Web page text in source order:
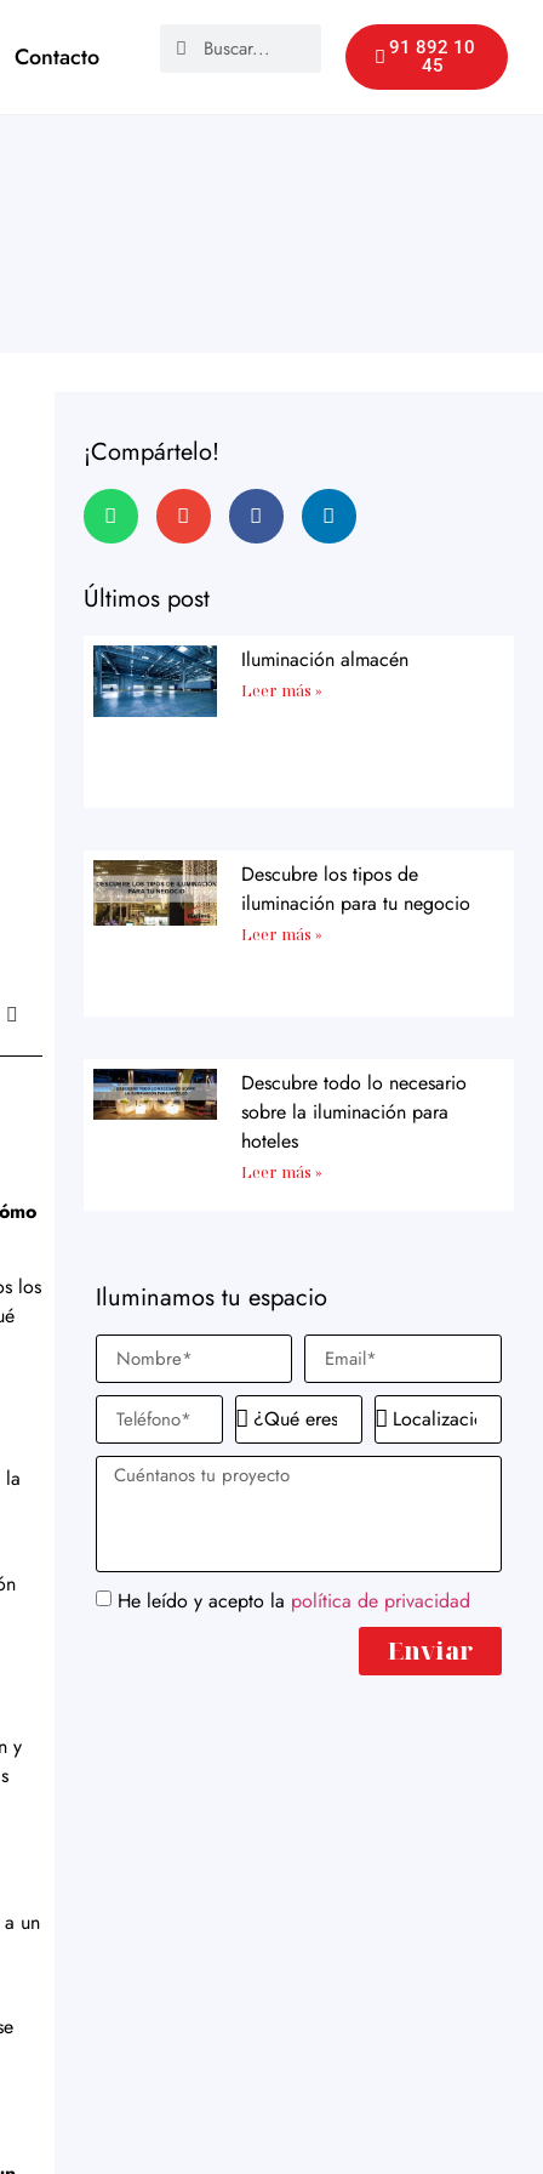
Contacto
91 892 10
45
los
y
un
¡Compártelo!
Últimos post
Iluminación almacén
Leer más »
Descubre los tipos de
iluminación para tu negocio
Leer más »
Descubre todo lo necesario
sobre la iluminación para
hoteles
Leer más »
Iluminamos tu espacio
He leído y acepto la política de privacidad
Enviar